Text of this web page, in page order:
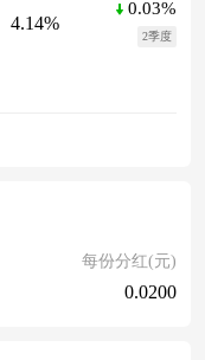
4.14%
0.03%
2季度
每份分红(元)
0.0200